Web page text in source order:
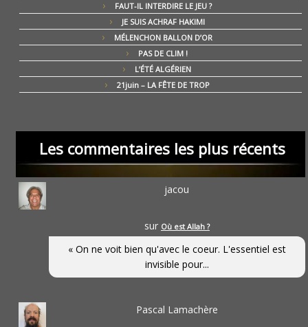
FAUT-IL INTERDIRE LE JEU ?
JE SUIS ACHRAF HAKIMI
MÉLENCHON BALLON D’OR
PAS DE CLIM !
L’ÉTÉ ALGÉRIEN
21juin – LA FÊTE DE TROP
Les commentaires les plus récents
jacou
sur Où est Allah ?
« On ne voit bien qu'avec le coeur. L'essentiel est
invisible pour...
Pascal Lamachère